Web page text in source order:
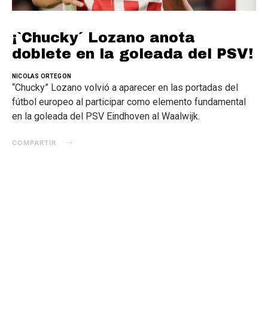
¡`Chucky´ Lozano anota
doblete en la goleada del PSV!
NICOLAS ORTEGON
“Chucky” Lozano volvió a aparecer en las portadas del
fútbol europeo al participar como elemento fundamental
en la goleada del PSV Eindhoven al Waalwijk.
COMPARTIR